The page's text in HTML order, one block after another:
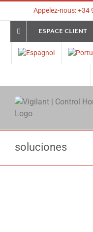
content
Appelez-nous: +34
ESPACE CLIENT
soluciones